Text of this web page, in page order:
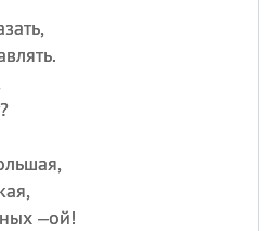
–ой!
ИМЕНА